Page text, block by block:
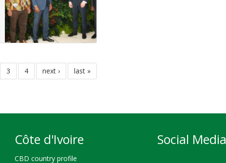
page
3 page
4
next
page
next ›
last
page
last »
Côte d'Ivoire
CBD country profile
Social Media